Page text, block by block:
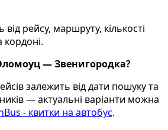
рейсу, маршруту, кількості
кордоні.
— Звенигородка?
залежить від дати пошуку та
— актуальні варіанти можна
- квитки на автобус.